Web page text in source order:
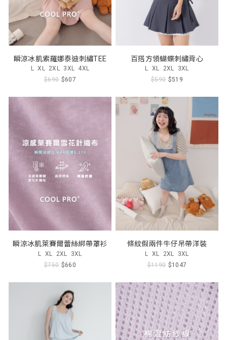
瞬涼冰肌索羅娜泰迪刺繡TEE
L XL 2XL 3XL 4XL
$690 $607
百搭方領蝴蝶刺繡背心
L XL 2XL 3XL
$590 $519
瞬涼冰肌萊賽爾蕾絲綁帶罩衫
L XL 2XL 3XL
$750 $660
條紋假兩件牛仔吊帶洋裝
L XL 2XL 3XL
$1190 $1047